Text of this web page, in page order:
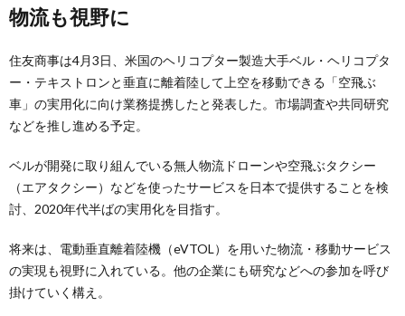
物流も視野に
住友商事は4月3日、米国のヘリコプター製造大手ベル・ヘリコプタ
ー・テキストロンと垂直に離着陸して上空を移動できる「空飛ぶ
車」の実用化に向け業務提携したと発表した。市場調査や共同研究
などを推し進める予定。
ベルが開発に取り組んでいる無人物流ドローンや空飛ぶタクシー
（エアタクシー）などを使ったサービスを日本で提供することを検
討、2020年代半ばの実用化を目指す。
将来は、電動垂直離着陸機（eVTOL）を用いた物流・移動サービス
の実現も視野に入れている。他の企業にも研究などへの参加を呼び
掛けていく構え。